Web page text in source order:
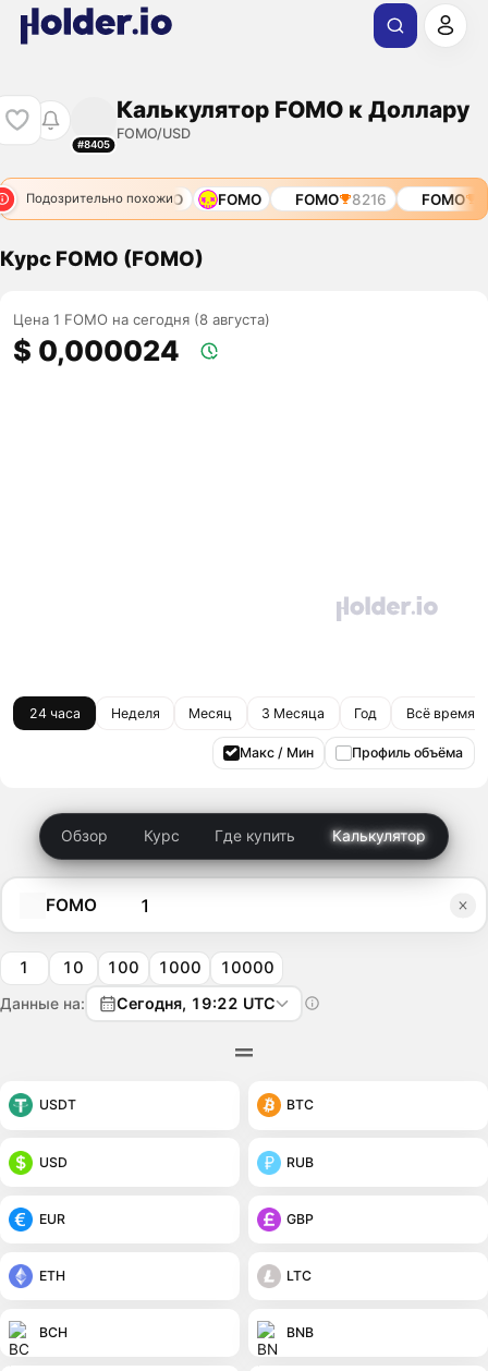
#8405
Калькулятор FOMO к Доллару
FOMO/USD
Подозрительно похожи
11699 FOMO FOMO FOMO 8216 FOMO
Курс FOMO (FOMO)
Цена 1 FOMO на сегодня (8 августа)
$ 0,000024
24 часа Неделя Месяц 3 Месяца Год Всё время
Макс / Мин Профиль объёма
Обзор Курс Где купить Калькулятор
FOMO
1 10 100 1000 10000
Данные на: Сегодня, 19:22 UTC
USDT BTC
USD RUB
EUR GBP
ETH LTC
BCH BNB